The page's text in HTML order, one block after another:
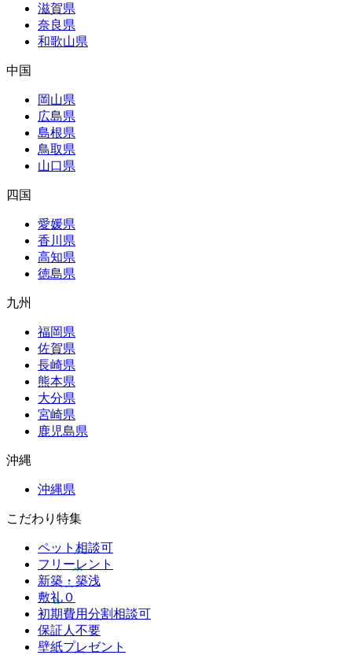
滋賀県
奈良県
和歌山県
中国
岡山県
広島県
島根県
鳥取県
山口県
四国
愛媛県
香川県
高知県
徳島県
九州
福岡県
佐賀県
長崎県
熊本県
大分県
宮崎県
鹿児島県
沖縄
沖縄県
こだわり特集
ペット相談可
フリーレント
新築・築浅
敷礼０
初期費用分割相談可
保証人不要
壁紙プレゼント